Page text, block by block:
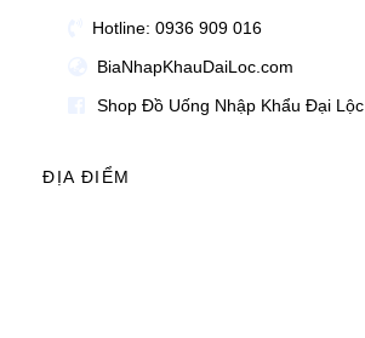
Hotline: 0936 909 016
BiaNhapKhauDaiLoc.com
Shop Đồ Uống Nhập Khẩu Đại Lộc
ĐỊA ĐIỂM